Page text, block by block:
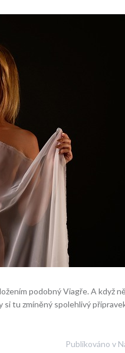
podobný Viagře. A když
tu zmíněný spolehlivý
Publikováno v